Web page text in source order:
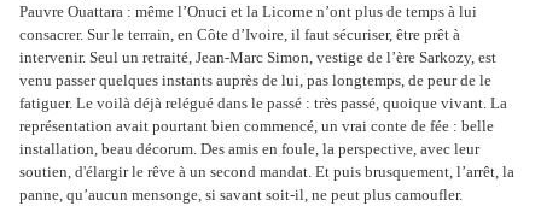
Pauvre Ouattara : même l’Onuci et la Licorne n’ont plus de temps à lui
consacrer. Sur le terrain, en Côte d’Ivoire, il faut sécuriser, être prêt à
intervenir. Seul un retraité, Jean-Marc Simon, vestige de l’ère Sarkozy, est
venu passer quelques instants auprès de lui, pas longtemps, de peur de le
fatiguer. Le voilà déjà relégué dans le passé : très passé, quoique vivant. La
représentation avait pourtant bien commencé, un vrai conte de fée : belle
installation, beau décorum. Des amis en foule, la perspective, avec leur
soutien, d'élargir le rêve à un second mandat. Et puis brusquement, l’arrêt, la
panne, qu’aucun mensonge, si savant soit-il, ne peut plus camoufler.